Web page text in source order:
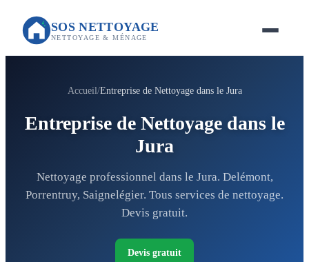
SOS NETTOYAGE
NETTOYAGE & MÉNAGE
Accueil Entreprise de Nettoyage dans le Jura
Entreprise de Nettoyage dans le
Jura
Nettoyage professionnel dans le Jura. Delémont,
Porrentruy, Saignelégier. Tous services de nettoyage.
Devis gratuit.
Devis gratuit